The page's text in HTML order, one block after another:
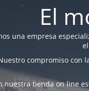
El
una empresa
compromiso con
nuestra tienda on line